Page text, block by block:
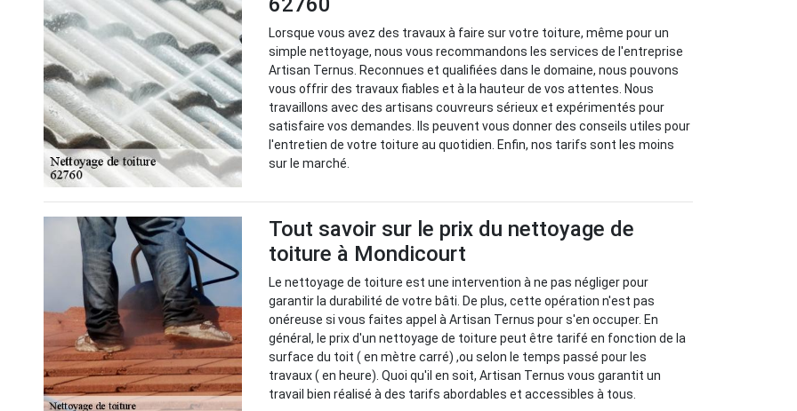
Lorsque vous avez des travaux à faire sur votre toiture, même pour un
simple nettoyage, nous vous recommandons les services de l'entreprise
Artisan Ternus. Reconnues et qualifiées dans le domaine, nous pouvons
vous offrir des travaux fiables et à la hauteur de vos attentes. Nous
travaillons avec des artisans couvreurs sérieux et expérimentés pour
satisfaire vos demandes. Ils peuvent vous donner des conseils utiles pour
l'entretien de votre toiture au quotidien. Enfin, nos tarifs sont les moins
sur le marché.
Tout savoir sur le prix du nettoyage de
toiture à Mondicourt
Le nettoyage de toiture est une intervention à ne pas négliger pour
garantir la durabilité de votre bâti. De plus, cette opération n'est pas
onéreuse si vous faites appel à Artisan Ternus pour s'en occuper. En
général, le prix d'un nettoyage de toiture peut être tarifé en fonction de la
surface du toit ( en mètre carré) ,ou selon le temps passé pour les
travaux ( en heure). Quoi qu'il en soit, Artisan Ternus vous garantit un
travail bien réalisé à des tarifs abordables et accessibles à tous.